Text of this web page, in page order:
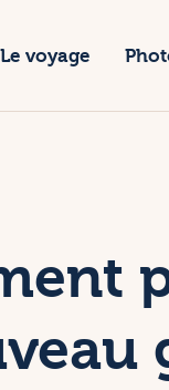
Le voyage